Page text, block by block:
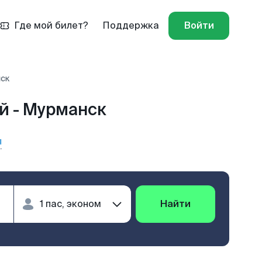
Где мой билет? Поддержка Войти
- Мурманск
Найти